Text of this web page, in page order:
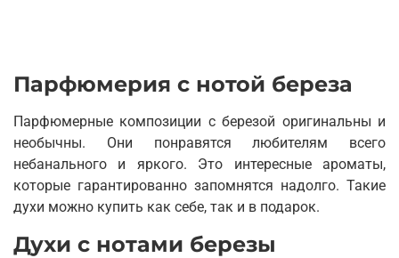
Парфюмерия с нотой береза
Парфюмерные композиции с березой оригинальны и
необычны. Они понравятся любителям всего
небанального и яркого. Это интересные ароматы,
которые гарантированно запомнятся надолго. Такие
духи можно купить как себе, так и в подарок.
Духи с нотами березы